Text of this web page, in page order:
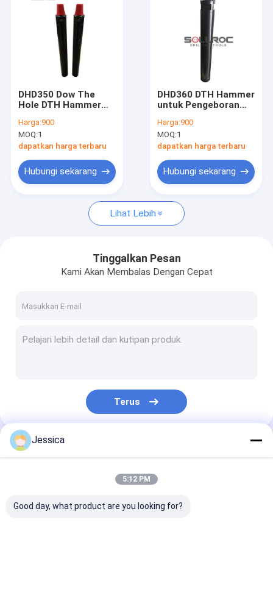
Produk
Tentang kami
Tur Pabrik
Berita
kasus
Alat Pengeboran DTH
Mata Bor DTH
PIPA BOR DTH
Pipa Pengeboran RC Dual Wall
sistem pengeboran odex
DHD350 Dow The
Hole DTH Hammer
Well/Blasting Drilling
Harga:900
MOQ:1
dapatkan harga terbaru
Hubungi sekarang
DHD360 DTH Hammer
untuk Pengeboran
Harga:900
MOQ:1
dapatkan harga terbaru
Hubungi sekarang
Lihat Lebih
Tinggalkan Pesan
Kami Akan Membalas Dengan Cepat
Terus
Kategori Kami
Jessica
5:12 PM
Good day, what product are you looking for?